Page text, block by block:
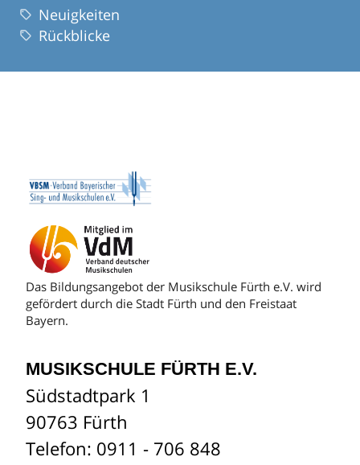
Neuigkeiten
Rückblicke
Das Bildungsangebot der Musikschule Fürth e.V. wird
gefördert durch die Stadt Fürth und den Freistaat
Bayern.
MUSIKSCHULE FÜRTH E.V.
Südstadtpark 1
90763 Fürth
Telefon: 0911 - 706 848